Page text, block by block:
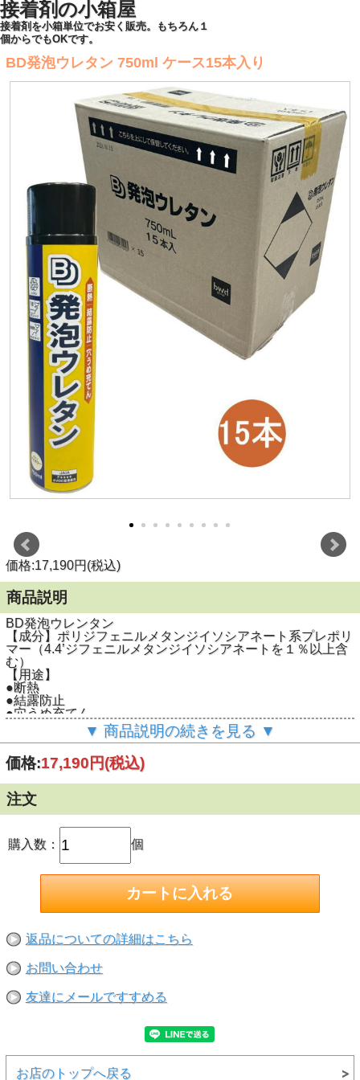
接着剤の小箱屋
接着剤を小箱単位でお安く販売。もちろん１
個からでもOKです。
BD発泡ウレタン 750ml ケース15本入り
価格:17,190円(税込)
商品説明
BD発泡ウレンタン
【成分】ポリジフェニルメタンジイソシアネート系プレポリ
マー（4.4’ジフェニルメタンジイソシアネートを１％以上含
む）
【用途】
●断熱
●結露防止
●穴うめ充てん
●1回の使い切り製品です。
●逆向使用OK
●切断可能な硬化時間：約１時間程度（20ｍｍ厚み）
（気温23℃・湿度50％の場合）
【注意】
●硬化後の発泡ウレタンは紫外線・水によって劣化します。
日が当たる場所へ施工した場合は必ず表面処理をしてくださ
い。
●使用前は商品の注意事項よお読みの上ご使用ください。
▼ 商品説明の続きを見る ▼
価格:17,190円(税込)
注文
購入数： 個
返品についての詳細はこちら
お問い合わせ
友達にメールですすめる
お店のトップへ戻る